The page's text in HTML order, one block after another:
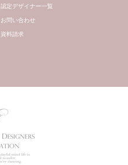
認定デザイナー一覧
お問い合わせ
資料請求